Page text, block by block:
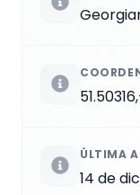
ÚLTIMA
14 de